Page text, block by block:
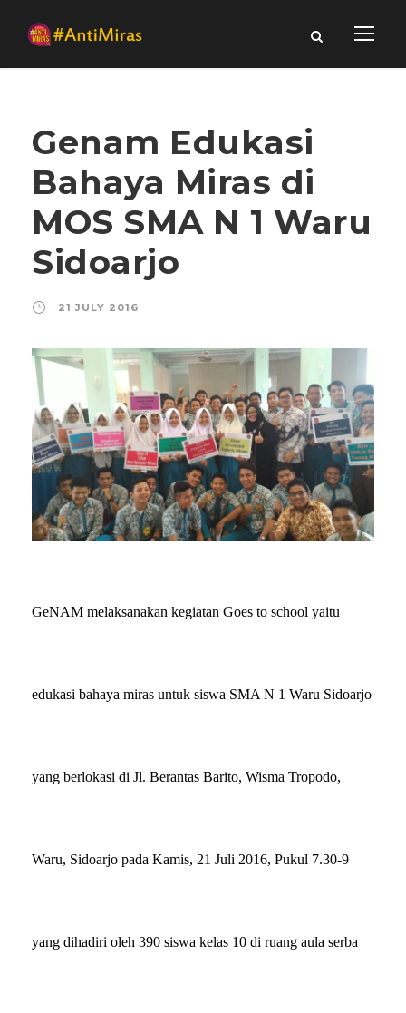
Genam Edukasi
Bahaya Miras di
MOS SMA N 1 Waru
Sidoarjo
21 JULY 2016
GeNAM melaksanakan kegiatan Goes to school yaitu
edukasi bahaya miras untuk siswa SMA N 1 Waru Sidoarjo
yang berlokasi di Jl. Berantas Barito, Wisma Tropodo,
Waru, Sidoarjo pada Kamis, 21 Juli 2016, Pukul 7.30-9
yang dihadiri oleh 390 siswa kelas 10 di ruang aula serba